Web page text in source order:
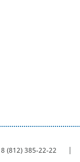
8 (812) 385-22-22